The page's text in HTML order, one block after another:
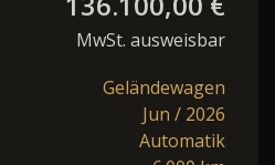
MwSt. ausweisbar
Geländewagen
Jun / 2026
Automatik